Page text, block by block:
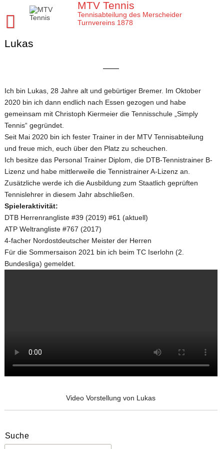
MTV Tennis
Tennisabteilung des Merscheider
Turnvereins 1878
Startseite MTV Tennis
MTV Tennis Abteilungsleitung
Anleitungen und Infos
Platz- und Spielordnung
Vereinssatzung
Unsere Tennis Anlage
Chronik zu 40 Jahre MTV Tennisabteilung
Mitglied im MTV / Schnupperjahr / Begrüßung
10 Gründe für den MTV
Gastspieler
Mannschaften
Damen
Damen 40
Damen 50 2026
Herren 1. Mannschaft
Herren 2. Mannschaft
Herren 40
Herren 55
Jugend
Tenniscamps im MTV
Jugendmannschaften im MTV
Bezirksmeisterschaften Jugend
Kreismeisterschaften Jugend
Stadtmeisterschaften Jugend
Midcourt und Kleinfeld Tennis im Bergischen Land
Meisterschaften
Clubmeisterschaften im MTV
Regeln für die Clubmeisterschaften
Medenspiele Sommer 2024
Das neue LK System seit 2020
Verbandspokal Sommer 2024
Steffi Becker Cup 2025
Tennis Training im MTV
Tim
Moritz
Trainingskalender
Aktuelles
Presseartikel
Arbeitseinsatz im MTV
Vereinskalender
MTV Platzbuchung
Lukas
Ich bin Lukas, 28 Jahre alt und gebürtiger Bremer. Im Oktober
2020 bin ich dann endlich nach Essen gezogen und habe
gemeinsam mit Christoph Kiermeier die Tennisschule „Simply
Tennis“ gegründet.
Seit Mai 2020 bin ich fester Trainer in der MTV Tennisabteilung
und freue mich, euch über den Platz zu scheuchen.
Ich besitze das Personal Trainer Diplom, die DTB-Tennistrainer B-
Lizenz und habe mittlerweile die Tennistrainer A-Lizenz an.
Zusätzliche werde ich die Ausbildung zum Staatlich geprüften
Tennislehrer in diesem Jahr abschließen.
Spieleraktivität:
DTB Herrenrangliste #39 (2019) #61 (aktuell)
ATP Weltrangliste #767 (2017)
4-facher Nordostdeutscher Meister der Herren
Für die Sommersaison 2021 bin ich beim TC Iserlohn (2.
Bundesliga) gemeldet.
Video Vorstellung von Lukas
Suche